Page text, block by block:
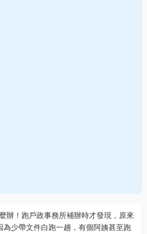
辦！跑戶政事務所補辦時才發現，原來
少帶文件白跑一趟，有個阿姨甚至跑